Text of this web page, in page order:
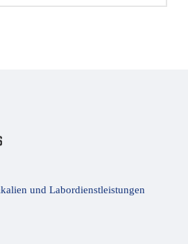
und Labordienstleistungen